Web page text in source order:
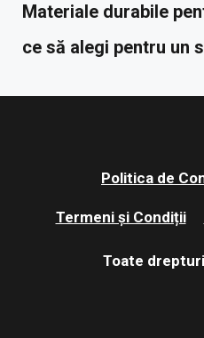
Materiale durabile
ce să alegi pentru un
Politica de
Termeni și Condiții
Toate